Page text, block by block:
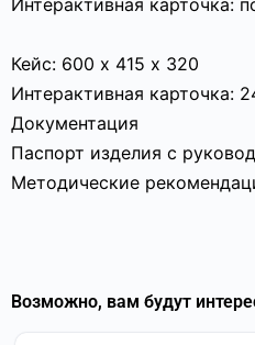
Интерактивная карточка:
Кейс: 600 х 415 х 320
Интерактивная карточка:
Документация
Паспорт изделия с
Методические
Возможно, вам будут